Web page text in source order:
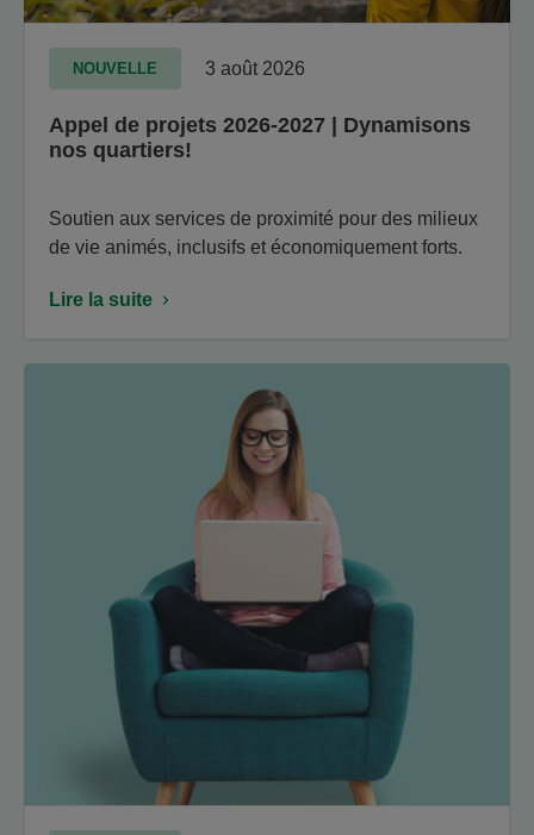
NOUVELLE 3 août 2026
Appel de projets 2026-2027 | Dynamisons
nos quartiers!
Soutien aux services de proximité pour des milieux
de vie animés, inclusifs et économiquement forts.
Lire la suite